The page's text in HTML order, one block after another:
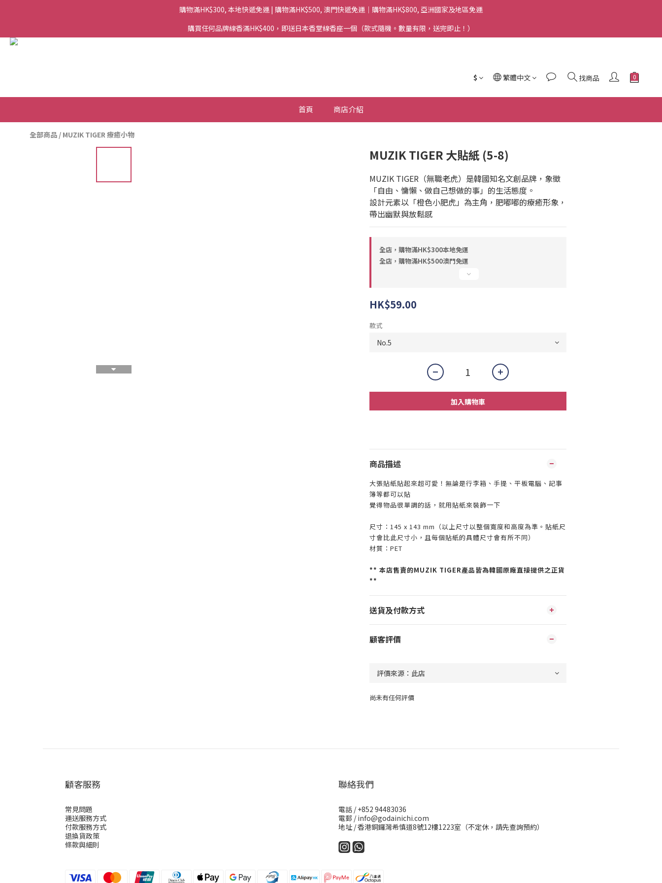
購物滿HK$300, 本地快遞免運 | 購物滿HK$500, 澳門快遞免運｜購物滿HK$800, 亞洲國家及地區免運
購買任何品牌線香滿HK$400，即送日本香堂線香座一個（款式隨機。數量有限，送完即止！）
$ 繁體中文 找商品
首頁 商店介紹
全部商品 / MUZIK TIGER 療癒小物
MUZIK TIGER 大貼紙 (5-8)
MUZIK TIGER（無職老虎）是韓國知名文創品牌，象徵
「自由、慵懶、做自己想做的事」的生活態度。
設計元素以「橙色小肥虎」為主角，肥嘟嘟的療癒形象，
帶出幽默與放鬆感
全店，購物滿HK$300本地免運
全店，購物滿HK$500澳門免運
HK$59.00
款式
加入購物車
商品描述
大張貼紙貼起來超可愛！ 無論是行李箱、手提、平板電腦、記事
簿等都可以貼
覺得物品很單調的話，就用貼紙來裝飾一下
尺寸：145 x 143 mm（以上尺寸以整個寬度和高度為準。貼紙尺
寸會比此尺寸小，且每個貼紙的具體尺寸會有所不同）
材質：PET
** 本店售賣的MUZIK TIGER產品皆為韓國原廠直接提供之正貨
**
送貨及付款方式
顧客評價
尚未有任何評價
顧客服務
常見問題
運送服務方式
付款服務方式
退換貨政策
條款與細則
聯絡我們
電話 / +852 94483036
電郵 / info@godainichi.com
地址 / 香港銅鑼灣希慎道8號12樓1223室（不定休，請先查詢預約）